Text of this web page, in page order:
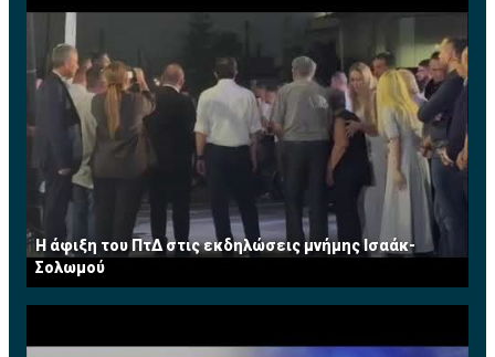
Η άφιξη του ΠτΔ στις εκδηλώσεις μνήμης Ισαάκ-
Σολωμού